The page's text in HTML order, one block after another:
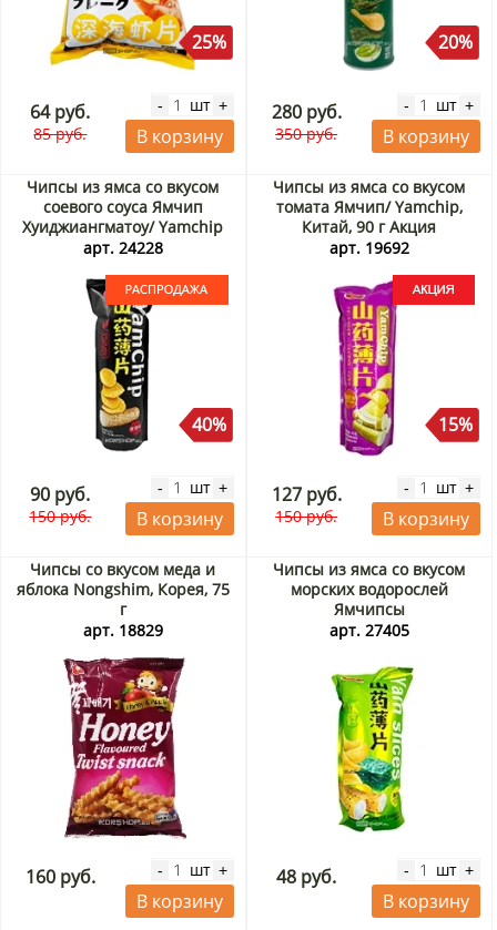
25%
64 руб.
85 руб.
- шт +
В корзину
20%
280 руб.
350 руб.
- шт +
В корзину
Чипсы из ямса со вкусом
соевого соуса Ямчип
Хуиджиангматоу/ Yamchip
Huijiangmatou, Китай, 90 г.
Распродажа
арт. 24228
40%
90 руб.
150 руб.
- шт +
В корзину
Чипсы из ямса со вкусом
томата Ямчип/ Yamchip,
Китай, 90 г Акция
арт. 19692
15%
127 руб.
150 руб.
- шт +
В корзину
Чипсы со вкусом меда и
яблока Nongshim, Корея, 75
г
арт. 18829
160 руб. - шт +
В корзину
Чипсы из ямса со вкусом
морских водорослей
Ямчипсы
Шуянгянг/Shuyangyang,
арт. 27405
48 руб. - шт +
В корзину